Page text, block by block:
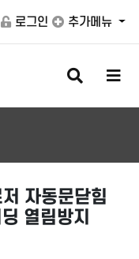
로그인 추가메뉴
검
색
버
메
버
자동문닫힘
열림방지